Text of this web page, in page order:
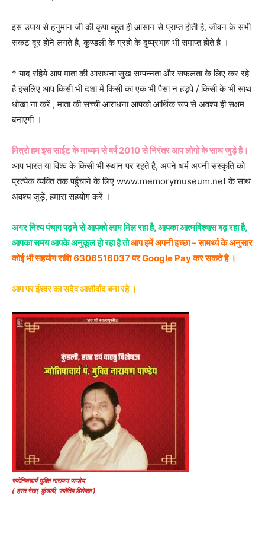
इस उपाय से हनुमान जी की कृपा बहुत ही आसान से प्राप्त होती है, जीवन के सभी
संकट दूर होने लगते है, कुण्डली के ग्रहो के दुष्प्रभाव भी समाप्त होते है ।
* याद रहिये आप माता की आराधना सुख सम्पन्नता और सफलता के लिए कर रहे
है इसलिए आप किसी भी दशा में किसी का एक भी पैसा न हड़पे / किसी के भी साथ
धोखा ना करें , माता की सच्ची आराधना आपको आर्थिक रूप से अवश्य ही सक्षम
बनाएगी ।
मित्रो हम इस साईट के माध्यम से वर्ष 2010 से निरंतर आप लोगो के साथ जुड़े है।
आप भारत या विश्व के किसी भी स्थान पर रहते है, अपने धर्म अपनी संस्कृति को
प्रत्येक व्यक्ति तक पहुँचाने के लिए www.memorymuseum.net के साथ
अवश्य जुड़ें, हमारा सहयोग करें ।
अगर नित्य पंचाग पढ़ने से आपको लाभ मिल रहा है, आपका आत्मविश्वास बढ़ रहा है,
आपका समय आपके अनुकूल हो रहा है तोआप हमें अपनी इच्छा – सामर्थ्य के अनुसार
कोई भी सहयोग राशि 6306516037 पर Google Pay कर सकते है ।
आप पर ईश्वर का सदैव आशीर्वाद बना रहे ।
ज्योतिषाचार्य मुक्ति नारायण पाण्डेय
( हस्त रेखा, कुंडली, ज्योतिष विशेषज्ञ )